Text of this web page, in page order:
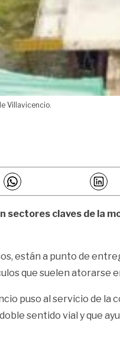
Villavicencio.
sectores claves de la
están a punto de
que suelen atorarse
puso al servicio de
sentido vial y que